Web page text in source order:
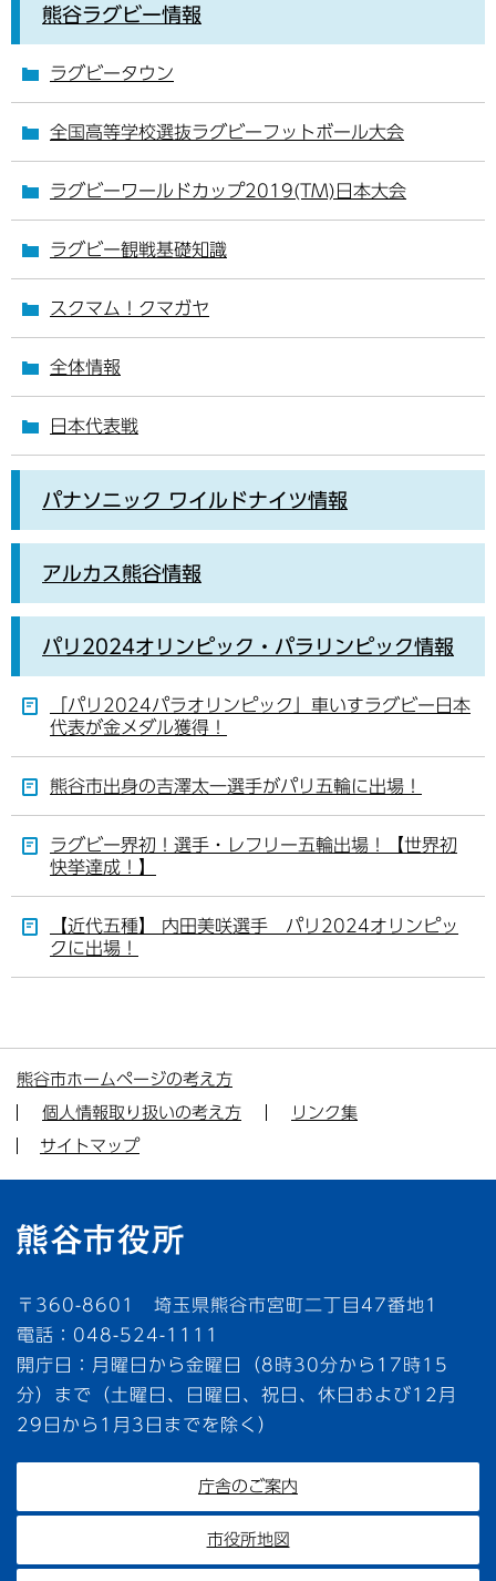
熊谷ラグビー情報
ラグビータウン
全国高等学校選抜ラグビーフットボール大会
ラグビーワールドカップ2019(TM)日本大会
ラグビー観戦基礎知識
スクマム！クマガヤ
全体情報
日本代表戦
パナソニック ワイルドナイツ情報
アルカス熊谷情報
パリ2024オリンピック・パラリンピック情報
「パリ2024パラオリンピック」車いすラグビー日本
代表が金メダル獲得！
熊谷市出身の吉澤太一選手がパリ五輪に出場！
ラグビー界初！選手・レフリー五輪出場！【世界初
快挙達成！】
【近代五種】 内田美咲選手 パリ2024オリンピッ
クに出場！
熊谷市ホームページの考え方
個人情報取り扱いの考え方
リンク集
サイトマップ
〒360-8601 埼玉県熊谷市宮町二丁目47番地1
電話：048-524-1111
開庁日：月曜日から金曜日（8時30分から17時15
分）まで（土曜日、日曜日、祝日、休日および12月
29日から1月3日までを除く）
庁舎のご案内
市役所地図